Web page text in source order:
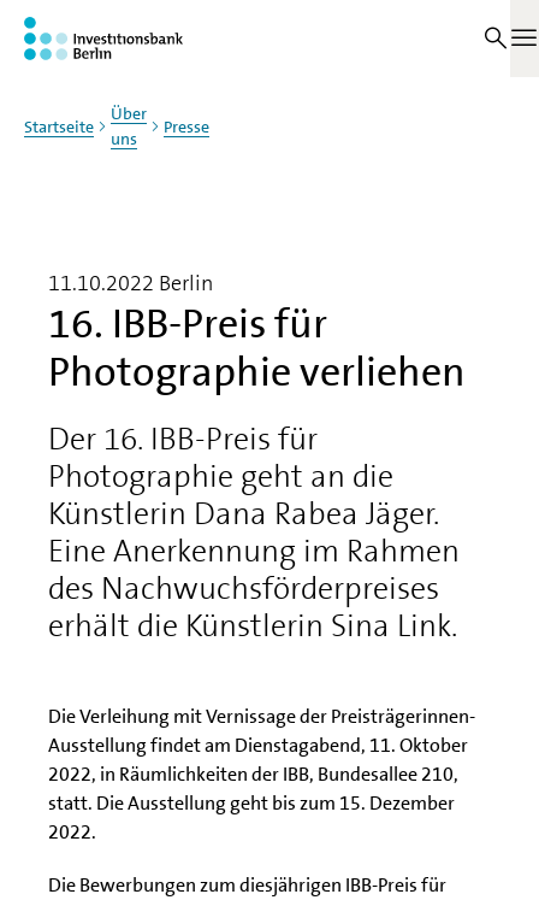
Zum Haupinhalt springen
Startseite
Über
uns
Presse
16. IBB-Preis für
Photographie verliehen
11.10.2022 Berlin
Der 16. IBB-Preis für
Photographie geht an die
Künstlerin Dana Rabea Jäger.
Eine Anerkennung im Rahmen
des Nachwuchsförderpreises
erhält die Künstlerin Sina Link.
Die Verleihung mit Vernissage der Preisträgerinnen-
Ausstellung findet am Dienstagabend, 11. Oktober
2022, in Räumlichkeiten der IBB, Bundesallee 210,
statt. Die Ausstellung geht bis zum 15. Dezember
2022.
Die Bewerbungen zum diesjährigen IBB-Preis für